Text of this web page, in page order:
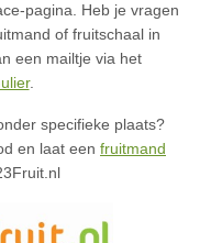
pagina. Heb je vragen
of fruitschaal in
een mailtje via het
.
specifieke plaats?
en laat een fruitmand